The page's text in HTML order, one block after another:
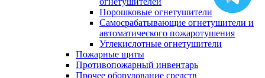
Порошковые огнетушители
Самосрабатывающие огнетушители и
автоматического пожаротушения
Углекислотные огнетушители
Пожарные щиты
Противопожарный инвентарь
Прочее оборудование средств